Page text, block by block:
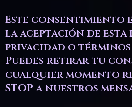
Este consentimiento
la aceptación de
privacidad o
Puedes retirar tu
cualquier momento
STOP a nuestros